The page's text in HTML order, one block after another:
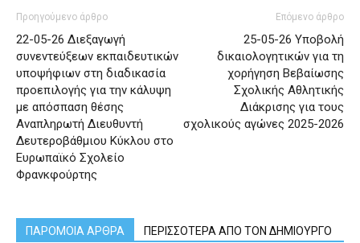
Προηγούμενο άρθρο
22-05-26 Διεξαγωγή
συνεντεύξεων εκπαιδευτικών
υποψήφιων στη διαδικασία
προεπιλογής για την κάλυψη
με απόσπαση θέσης
Αναπληρωτή Διευθυντή
Δευτεροβάθμιου Κύκλου στο
Ευρωπαϊκό Σχολείο
Φρανκφούρτης
Επόμενο άρθρο
25-05-26 Υποβολή
δικαιολογητικών για τη
χορήγηση Βεβαίωσης
Σχολικής Αθλητικής
Διάκρισης για τους
σχολικούς αγώνες 2025-2026
ΠΑΡΟΜΟΙΑ ΑΡΘΡΑ ΠΕΡΙΣΣΟΤΕΡΑ ΑΠΟ ΤΟΝ ΔΗΜΙΟΥΡΓΟ